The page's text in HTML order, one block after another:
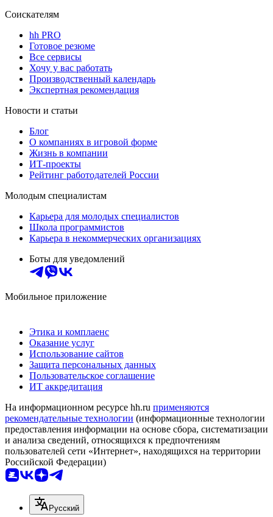
Соискателям
hh PRO
Готовое резюме
Все сервисы
Хочу у вас работать
Производственный календарь
Экспертная рекомендация
Новости и статьи
Блог
О компаниях в игровой форме
Жизнь в компании
ИТ-проекты
Рейтинг работодателей России
Молодым специалистам
Карьера для молодых специалистов
Школа программистов
Карьера в некоммерческих организациях
Боты для уведомлений
Мобильное приложение
Этика и комплаенс
Оказание услуг
Использование сайтов
Защита персональных данных
Пользовательское соглашение
ИТ аккредитация
На информационном ресурсе hh.ru применяются
рекомендательные технологии (информационные технологии
предоставления информации на основе сбора, систематизации
и анализа сведений, относящихся к предпочтениям
пользователей сети «Интернет», находящихся на территории
Российской Федерации)
Русский